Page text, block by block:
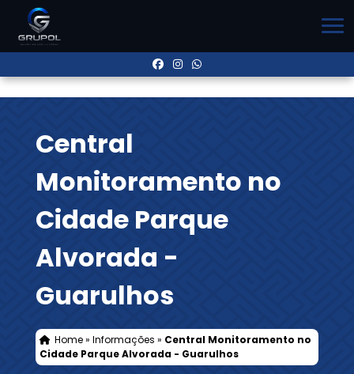
Central
Monitoramento no
Cidade Parque
Alvorada -
Guarulhos
Home» Informações » Central Monitoramento no
Cidade Parque Alvorada - Guarulhos